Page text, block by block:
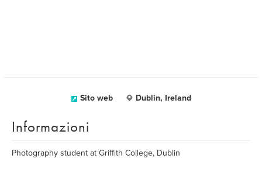
Sito web Dublin, Ireland
Informazioni
Photography student at Griffith College, Dublin